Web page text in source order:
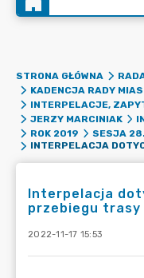
STRONA GŁÓWNA
KADENCJA RADY
INTERPELACJE,
JERZY MARCINIAK
ROK 2019
SESJA
Interpelacja
przebiegu trasy
2022-11-17 15:53